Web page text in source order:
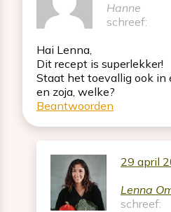
Hanne
schreef:
Hai Lenna,
Dit recept is superlekker!
Staat het toevallig ook in
en zoja, welke?
Beantwoorden
Lenna
schreef:
29 april